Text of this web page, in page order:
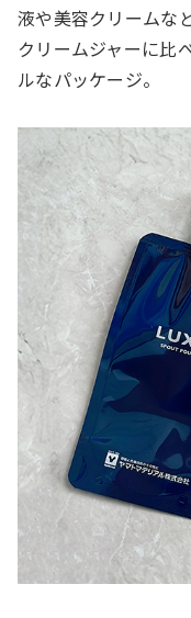
液や美容クリームな
クリームジャーに比
ルなパッケージ。